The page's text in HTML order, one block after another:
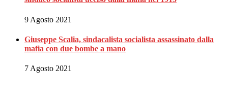
9 Agosto 2021
Giuseppe Scalia, sindacalista socialista assassinato dalla
mafia con due bombe a mano
7 Agosto 2021